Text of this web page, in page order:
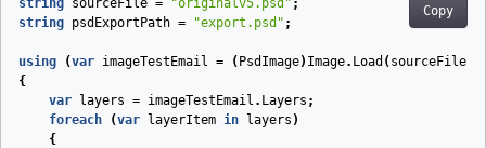
Copy
string sourceFile = "originalv5.psd" ;
string psdExportPath = "export.psd" ;
using (var imageTestEmail = ( PsdImage) Image. Load ( sourceFile
{
var
layers = imageTestEmail . Layers ;
foreach
(var layerItem in layers )
{